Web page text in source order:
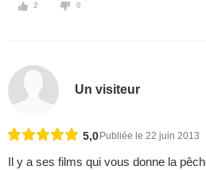
2 0
Un visiteur
5,0 Publiée le 22 juin 2013
Il y a ses films qui vous donne la